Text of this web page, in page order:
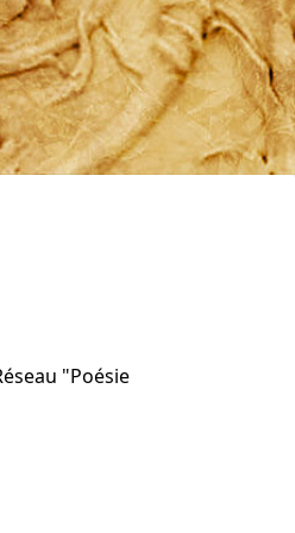
"Poésie